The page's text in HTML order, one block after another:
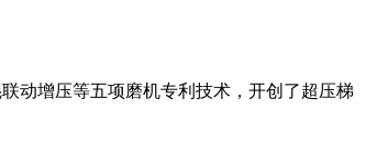
动增压等五项磨机专利技术，开创了超压梯